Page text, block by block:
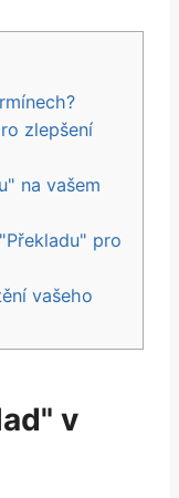
zlepšení
na ‌vašem
pro
vašeho
v